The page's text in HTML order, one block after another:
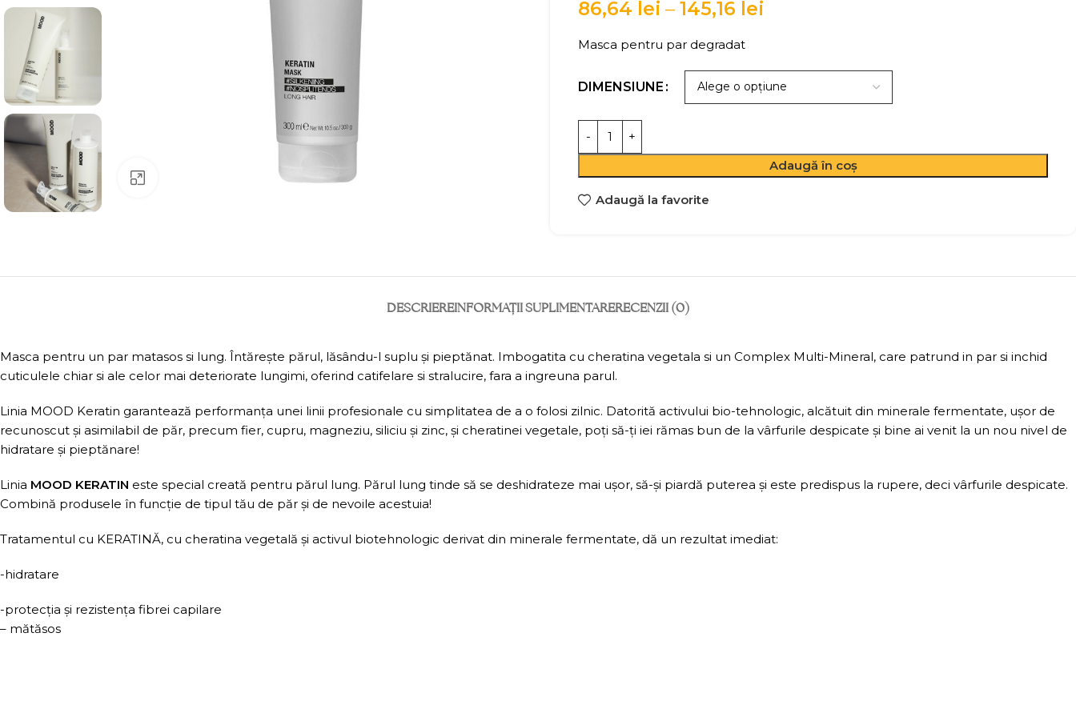
86,64 lei – 145,16 lei
Masca pentru par degradat
DIMENSIUNE
Adaugă în coș
Adaugă la favorite
DESCRIEREINFORMAȚII SUPLIMENTARERECENZII (0)
Masca pentru un par matasos si lung. Întărește părul, lăsându-l suplu și pieptănat. Imbogatita cu cheratina vegetala si un Complex Multi-Mineral, care patrund in par si inchid
cuticulele chiar si ale celor mai deteriorate lungimi, oferind catifelare si stralucire, fara a ingreuna parul.
Linia MOOD Keratin garantează performanța unei linii profesionale cu simplitatea de a o folosi zilnic. Datorită activului bio-tehnologic, alcătuit din minerale fermentate, ușor de
recunoscut și asimilabil de păr, precum fier, cupru, magneziu, siliciu și zinc, și cheratinei vegetale, poți să-ți iei rămas bun de la vârfurile despicate și bine ai venit la un nou nivel de
hidratare și pieptănare!
Linia MOOD KERATIN este special creată pentru părul lung. Părul lung tinde să se deshidrateze mai ușor, să-și piardă puterea și este predispus la rupere, deci vârfurile despicate.
Combină produsele în funcție de tipul tău de păr și de nevoile acestuia!
Tratamentul cu KERATINĂ, cu cheratina vegetală și activul biotehnologic derivat din minerale fermentate, dă un rezultat imediat:
-hidratare
-protecția și rezistența fibrei capilare
– mătăsos